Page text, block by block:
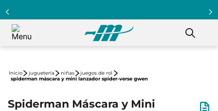
juguetería niñas
juegos de rol
spiderman máscara y mini lanzador spider-verse gwen
Spiderman Máscara y Mini